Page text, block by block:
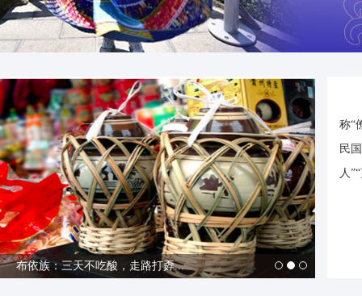
布依族：三天不吃酸，走路打孬...
称“
民
人